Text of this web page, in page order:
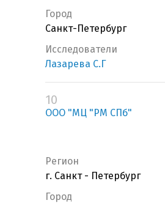
Город
Санкт-Петербург
Исследователи
Лазарева С.Г
10
ООО "МЦ "РМ СПб"
Регион
г. Санкт - Петербург
Город